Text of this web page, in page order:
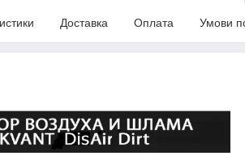
Доставка Оплата Умови